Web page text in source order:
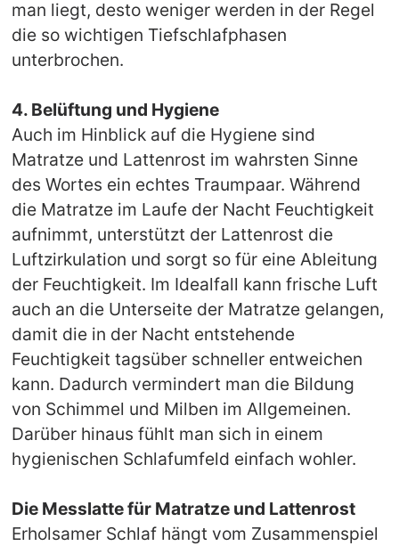
man liegt, desto weniger werden in der Regel
die so wichtigen Tiefschlafphasen
unterbrochen.
4. Belüftung und Hygiene
Auch im Hinblick auf die Hygiene sind
Matratze und Lattenrost im wahrsten Sinne
des Wortes ein echtes Traumpaar. Während
die Matratze im Laufe der Nacht Feuchtigkeit
aufnimmt, unterstützt der Lattenrost die
Luftzirkulation und sorgt so für eine Ableitung
der Feuchtigkeit. Im Idealfall kann frische Luft
auch an die Unterseite der Matratze gelangen,
damit die in der Nacht entstehende
Feuchtigkeit tagsüber schneller entweichen
kann. Dadurch vermindert man die Bildung
von Schimmel und Milben im Allgemeinen.
Darüber hinaus fühlt man sich in einem
hygienischen Schlafumfeld einfach wohler.
Die Messlatte für Matratze und Lattenrost
Erholsamer Schlaf hängt vom Zusammenspiel